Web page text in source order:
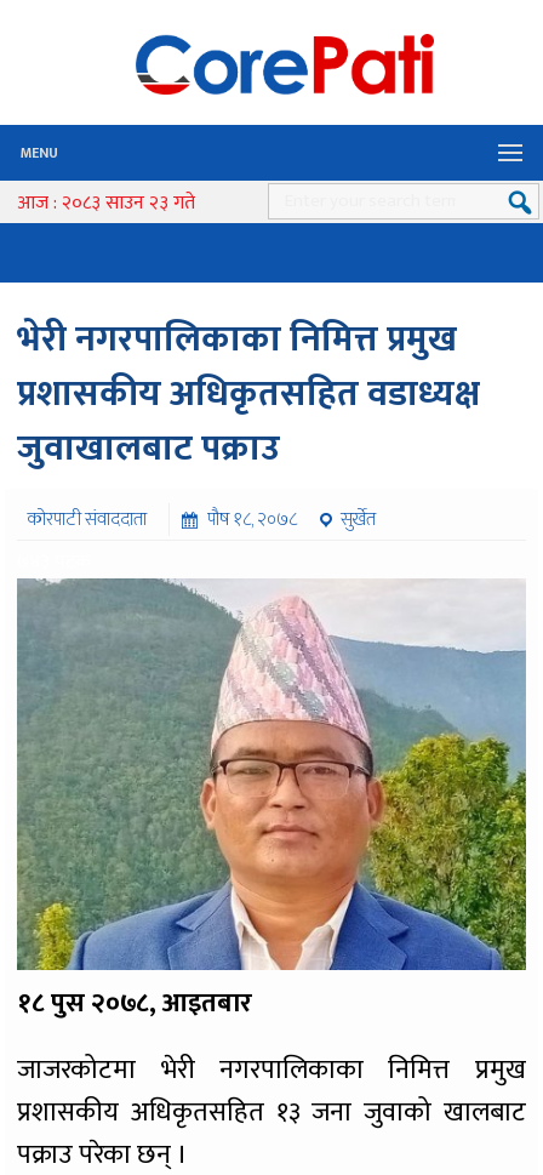
MENU
आज : २०८३ साउन २३ गते
भेरी नगरपालिकाका निमित्त प्रमुख
प्रशासकीय अधिकृतसहित वडाध्यक्ष
जुवाखालबाट पक्राउ
कोरपाटी संवाददाता पौष १८, २०७८
सुर्खेत
१८ पुस २०७८, आइतबार
जाजरकोटमा भेरी नगरपालिकाका निमित्त प्रमुख
प्रशासकीय अधिकृतसहित १३ जना जुवाको खालबाट
पक्राउ परेका छन् ।